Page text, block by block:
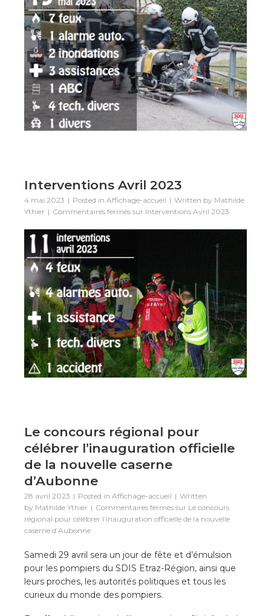
Interventions Avril 2023
4 mai 2023 Posted in Affichage-accueil Written by Mathilde
Ythier
Commentaires fermés sur Interventions Avril 2023
Le concours régional pour
célébrer l’inauguration officielle
de la nouvelle caserne
d’Aubonne
28 avril 2023 Posted in Affichage-accueil
Written
by Mathilde Ythier Commentaires fermés sur Le concours
régional pour célébrer l’inauguration officielle de la nouvelle
caserne d’Aubonne
Samedi 29 avril sera un jour de fête et d’émulsion
pour les pompiers du SDIS Etraz-Région, ainsi que
leurs proches, les autorités politiques et tous les
curieux du monde des pompiers.